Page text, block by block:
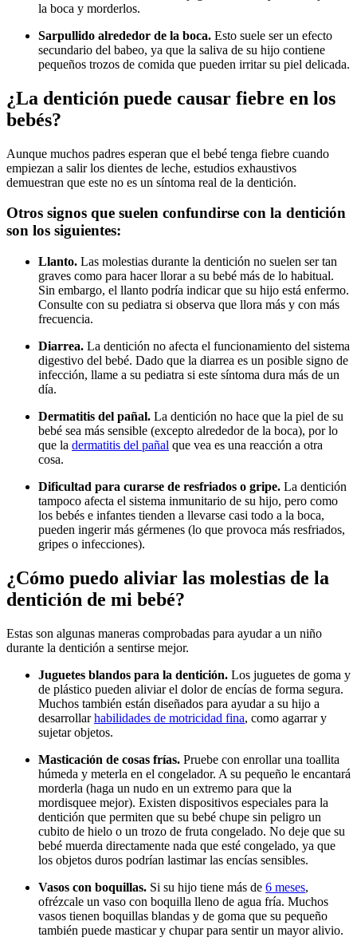
la boca y morderlos.
Sarpullido alrededor de la boca. Esto suele ser un efecto
secundario del babeo, ya que la saliva de su hijo contiene
pequeños trozos de comida que pueden irritar su piel delicada.
¿La dentición puede causar fiebre en los
bebés?
Aunque muchos padres esperan que el bebé tenga fiebre cuando
empiezan a salir los dientes de leche, estudios exhaustivos
demuestran que este no es un síntoma real de la dentición.
Otros signos que suelen confundirse con la dentición
son los siguientes:
Llanto. Las molestias durante la dentición no suelen ser tan
graves como para hacer llorar a su bebé más de lo habitual.
Sin embargo, el llanto podría indicar que su hijo está enfermo.
Consulte con su pediatra si observa que llora más y con más
frecuencia.
Diarrea. La dentición no afecta el funcionamiento del sistema
digestivo del bebé. Dado que la diarrea es un posible signo de
infección, llame a su pediatra si este síntoma dura más de un
día.
Dermatitis del pañal. La dentición no hace que la piel de su
bebé sea más sensible (excepto alrededor de la boca), por lo
que la dermatitis del pañal que vea es una reacción a otra
cosa.
Dificultad para curarse de resfriados o gripe. La dentición
tampoco afecta el sistema inmunitario de su hijo, pero como
los bebés e infantes tienden a llevarse casi todo a la boca,
pueden ingerir más gérmenes (lo que provoca más resfriados,
gripes o infecciones).
¿Cómo puedo aliviar las molestias de la
dentición de mi bebé?
Estas son algunas maneras comprobadas para ayudar a un niño
durante la dentición a sentirse mejor.
Juguetes blandos para la dentición. Los juguetes de goma y
de plástico pueden aliviar el dolor de encías de forma segura.
Muchos también están diseñados para ayudar a su hijo a
desarrollarhabilidades de motricidad fina, como agarrar y
sujetar objetos.
Masticación de cosas frías. Pruebe con enrollar una toallita
húmeda y meterla en el congelador. A su pequeño le encantará
morderla (haga un nudo en un extremo para que la
mordisquee mejor). Existen dispositivos especiales para la
dentición que permiten que su bebé chupe sin peligro un
cubito de hielo o un trozo de fruta congelado. No deje que su
bebé muerda directamente nada que esté congelado, ya que
los objetos duros podrían lastimar las encías sensibles.
Vasos con boquillas. Si su hijo tiene más de 6 meses,
ofrézcale un vaso con boquilla lleno de agua fría. Muchos
vasos tienen boquillas blandas y de goma que su pequeño
también puede masticar y chupar para sentir un mayor alivio.